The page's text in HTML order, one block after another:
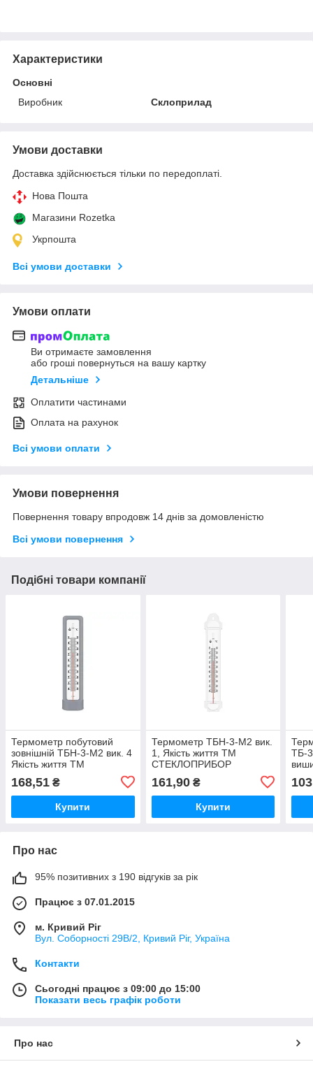
Характеристики
Основні
Виробник
Склоприлад
Умови доставки
Доставка здійснюється тільки по передоплаті.
Нова Пошта
Магазини Rozetka
Укрпошта
Всі умови доставки
Умови оплати
Ви отримаєте замовлення
або гроші повернуться на вашу картку
Детальніше
Оплатити частинами
Оплата на рахунок
Всі умови оплати
Умови повернення
Повернення товару впродовж 14 днів за домовленістю
Всі умови повернення
Подібні товари компанії
Термометр побутовий
зовнішній ТБН-3-М2 вик. 4
Якість життя ТМ
168,51 ₴
Купити
Термометр ТБН-3-М2 вик.
1, Якість життя ТМ
СТЕКЛОПРИБОР
161,90₴
Купити
ТБ-
Про нас
95% позитивних з 190 відгуків за рік
Працює з 07.01.2015
м. Кривий Ріг
Вул. Соборності 29В/2, Кривий Ріг, Україна
Контакти
Сьогодні працює з 09:00 до 15:00
Показати весь графік роботи
Про нас